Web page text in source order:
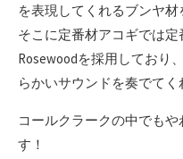
を表現してくれるブンヤ材
そこに定番材アコギでは
Rosewoodを採用しており
らかいサウンドを奏でてく
コールクラークの中でも
す！